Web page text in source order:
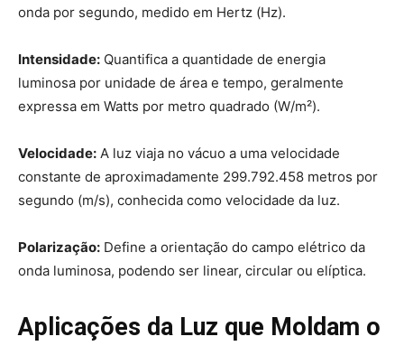
onda por segundo, medido em Hertz (Hz).
Intensidade: Quantifica a quantidade de energia
luminosa por unidade de área e tempo, geralmente
expressa em Watts por metro quadrado (W/m²).
Velocidade: A luz viaja no vácuo a uma velocidade
constante de aproximadamente 299.792.458 metros por
segundo (m/s), conhecida como velocidade da luz.
Polarização: Define a orientação do campo elétrico da
onda luminosa, podendo ser linear, circular ou elíptica.
Aplicações da Luz que Moldam o